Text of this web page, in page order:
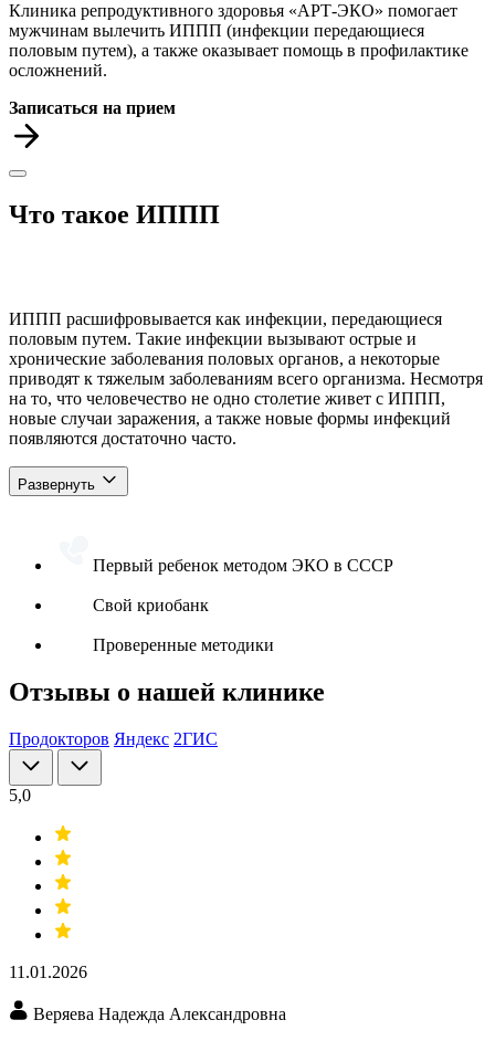
Клиника репродуктивного здоровья «АРТ-ЭКО» помогает
мужчинам вылечить ИППП (инфекции передающиеся
половым путем), а также оказывает помощь в профилактике
осложнений.
Записаться на прием
Что такое ИППП
ИППП расшифровывается как инфекции, передающиеся
половым путем. Такие инфекции вызывают острые и
хронические заболевания половых органов, а некоторые
приводят к тяжелым заболеваниям всего организма. Несмотря
на то, что человечество не одно столетие живет с ИППП,
новые случаи заражения, а также новые формы инфекций
появляются достаточно часто.
Развернуть
Первый ребенок методом ЭКО в СССР
Свой криобанк
Проверенные методики
Отзывы о нашей клинике
Продокторов Яндекс 2ГИС
5,0
11.01.2026
Веряева Надежда Александровна